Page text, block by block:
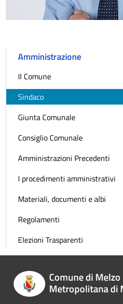
Amministrazione
Il Comune
Sindaco
Giunta Comunale
Consiglio Comunale
Amministrazioni Precedenti
I procedimenti amministrativi
Materiali, documenti e albi
Regolamenti
Elezioni Trasparenti
Comune di
Metropolitana di